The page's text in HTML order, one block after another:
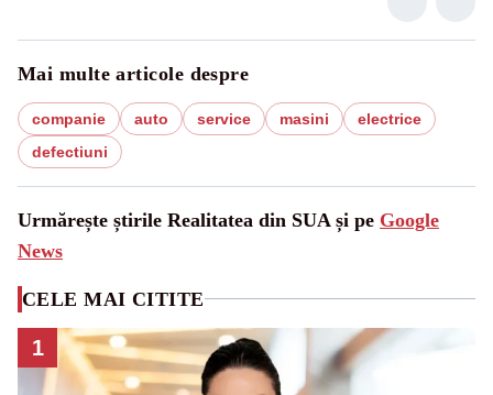
Mai multe articole despre
companie auto service masini
electrice
defectiuni
Urmărește știrile Realitatea din SUA și pe Google
News
CELE MAI CITITE
1